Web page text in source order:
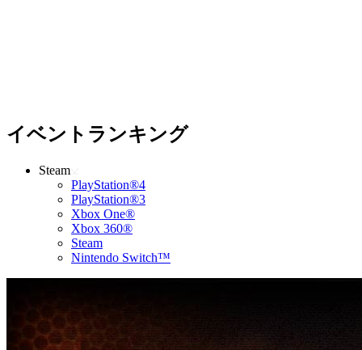
イベントランキング
Steam
PlayStation®4
PlayStation®3
Xbox One®
Xbox 360®
Steam
Nintendo Switch™